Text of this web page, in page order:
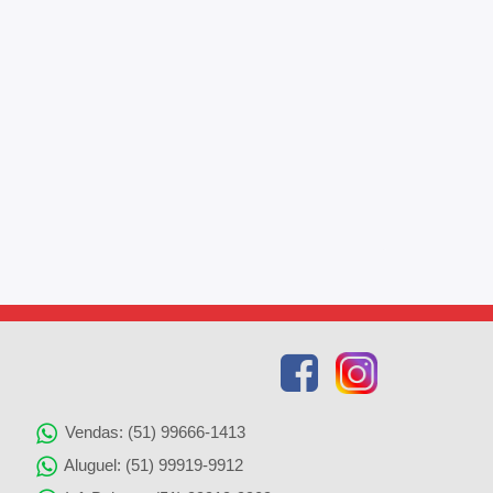
Vendas: (51) 99666-1413
Aluguel: (51) 99919-9912